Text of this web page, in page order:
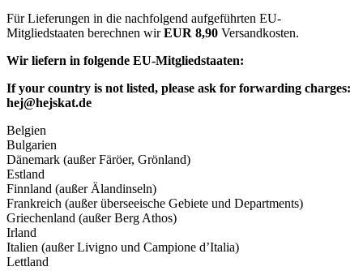
Für Lieferungen in die nachfolgend aufgeführten EU-
Mitgliedstaaten berechnen wirEUR 8,90 Versandkosten.
Wir liefern in folgende EU-Mitgliedstaaten:
If your country is not listed, please ask for forwarding charges:
hej@hejskat.de
Belgien
Bulgarien
Dänemark (außer Färöer, Grönland)
Estland
Finnland (außer Älandinseln)
Frankreich (außer überseeische Gebiete und Departments)
Griechenland (außer Berg Athos)
Irland
Italien (außer Livigno und Campione d’Italia)
Lettland